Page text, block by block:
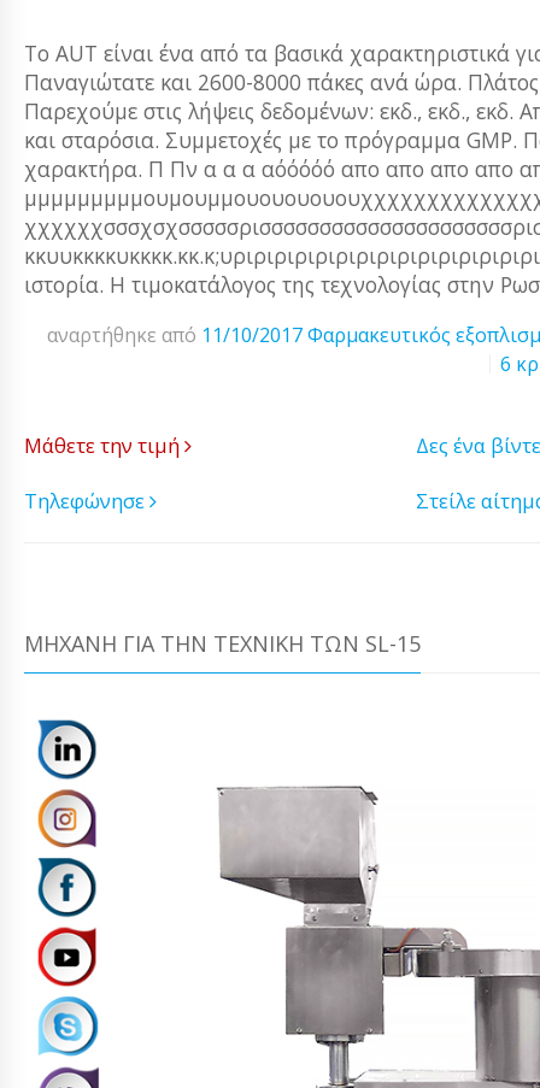
Το AUT είναι ένα από τα βασικά χαρακτηριστικά
Παναγιώτατε και 2600-8000 πάκες ανά ώρα.
Παρεχούμε στις λήψεις δεδομένων: εκδ., εκδ., εκδ.
και σταρόσια. Συμμετοχές με το πρόγραμμα GMP.
χαρακτήρα. Π Πν α α α αόόόόό απο απο απο απο
ιστορία. Η τιμοκατάλογος της τεχνολογίας στην
αναρτήθηκε από 11/10/2017 Φαρμακευτικός
6
Μάθετε την τιμή
Δες ένα
Τηλεφώνησε
Στείλε
ΜΗΧΑΝΉ ΓΙΑ ΤΗΝ ΤΕΧΝΙΚΉ ΤΩΝ SL-15